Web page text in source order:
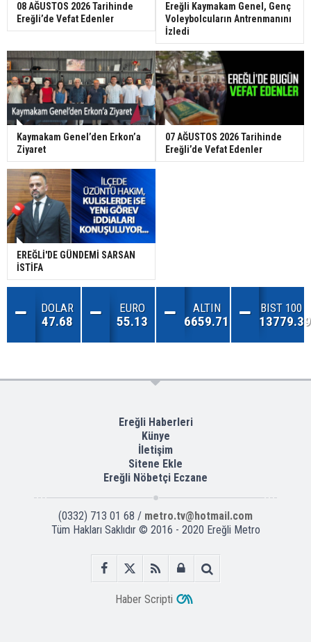
08 AĞUSTOS 2026 Tarihinde
Ereğli’de Vefat Edenler
Ereğli Kaymakam Genel, Genç
Voleybolcuların Antrenmanını
İzledi
Kaymakam Genel’den Erkon’a
Ziyaret
07 AĞUSTOS 2026 Tarihinde
Ereğli’de Vefat Edenler
EREĞLİ'DE GÜNDEMİ SARSAN
İSTİFA
DOLAR
47.68
EURO
55.13
ALTIN
6659.71
BIST 100
13779.39
Ereğli Haberleri
Künye
İletişim
Sitene Ekle
Ereğli Nöbetçi Eczane
(0332) 713 01 68 / metro.tv@hotmail.com
Tüm Hakları Saklıdır © 2016 - 2020 Ereğli Metro
Haber Scripti